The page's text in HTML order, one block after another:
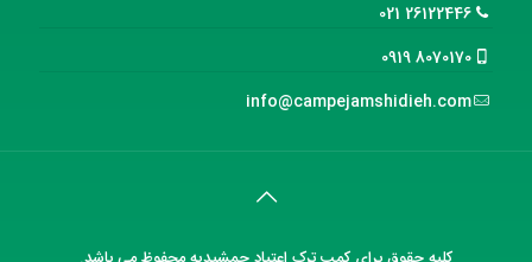
26122446 021
8070170 0919
info@campejamshidieh.com